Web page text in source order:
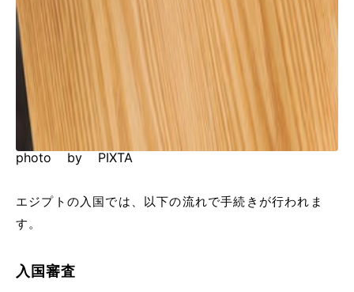
photo by PIXTA
エジプトの入国では、以下の流れで手続きが行われま
す。
入国審査